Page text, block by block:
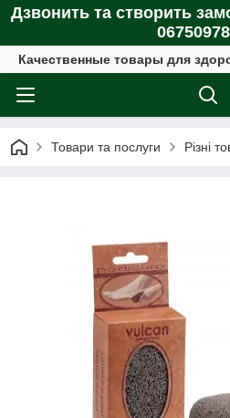
Дзвонить та створить
Качественные товары для
Товари та послуги Різні